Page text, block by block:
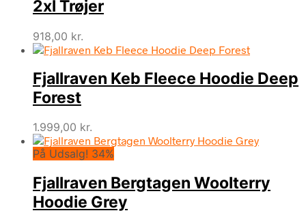
2xl Trøjer
918,00 kr.
Fjallraven Keb Fleece Hoodie Deep
Forest
1.999,00 kr.
På Udsalg! 34%
Fjallraven Bergtagen Woolterry
Hoodie Grey